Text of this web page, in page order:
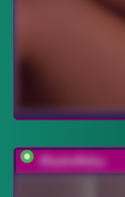
-MaybeBaby-